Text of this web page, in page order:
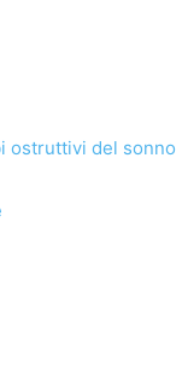
ostruttivi del sonno